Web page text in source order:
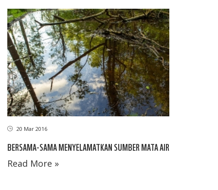
20 Mar 2016
BERSAMA-SAMA MENYELAMATKAN SUMBER MATA AIR
Read More »